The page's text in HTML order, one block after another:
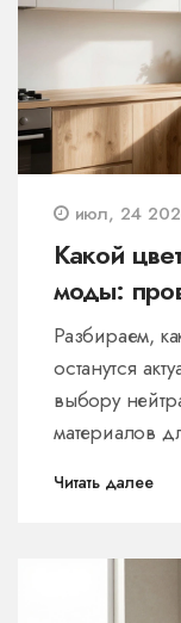
июл, 24
Какой
моды:
2026 год
Разбираем,
останутся
выбору
материалов
Читать далее